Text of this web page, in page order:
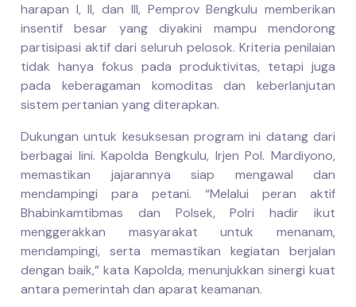
harapan I, II, dan III, Pemprov Bengkulu memberikan
insentif besar yang diyakini mampu mendorong
partisipasi aktif dari seluruh pelosok. Kriteria penilaian
tidak hanya fokus pada produktivitas, tetapi juga
pada keberagaman komoditas dan keberlanjutan
sistem pertanian yang diterapkan.
Dukungan untuk kesuksesan program ini datang dari
berbagai lini. Kapolda Bengkulu, Irjen Pol. Mardiyono,
memastikan jajarannya siap mengawal dan
mendampingi para petani. “Melalui peran aktif
Bhabinkamtibmas dan Polsek, Polri hadir ikut
menggerakkan masyarakat untuk menanam,
mendampingi, serta memastikan kegiatan berjalan
dengan baik,” kata Kapolda, menunjukkan sinergi kuat
antara pemerintah dan aparat keamanan.